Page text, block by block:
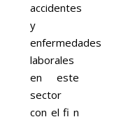
accidentes
y
enfermedades
laborales
en este
sector
con el fi n